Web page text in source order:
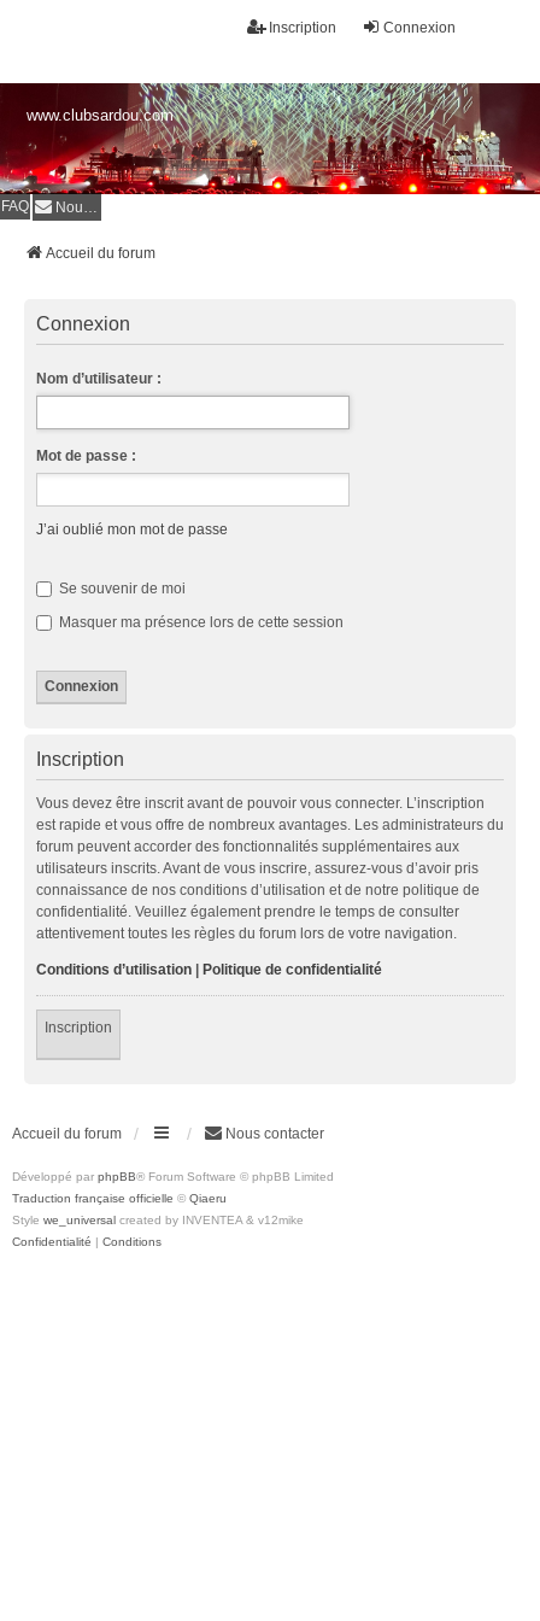
Connexion
Inscription
www.clubsardou.com
FAQ Nous contacter
Accueil du forum
Connexion
Nom d’utilisateur :
Mot de passe :
J’ai oublié mon mot de passe
Se souvenir de moi
Masquer ma présence lors de cette session
Inscription
Vous devez être inscrit avant de pouvoir vous connecter. L’inscription
est rapide et vous offre de nombreux avantages. Les administrateurs du
forum peuvent accorder des fonctionnalités supplémentaires aux
utilisateurs inscrits. Avant de vous inscrire, assurez-vous d’avoir pris
connaissance de nos conditions d’utilisation et de notre politique de
confidentialité. Veuillez également prendre le temps de consulter
attentivement toutes les règles du forum lors de votre navigation.
Conditions d’utilisation | Politique de confidentialité
Inscription
Accueil du forum Nous contacter
Développé par phpBB® Forum Software © phpBB Limited
Traduction française officielle © Qiaeru
Style we_universal created by INVENTEA & v12mike
Confidentialité | Conditions